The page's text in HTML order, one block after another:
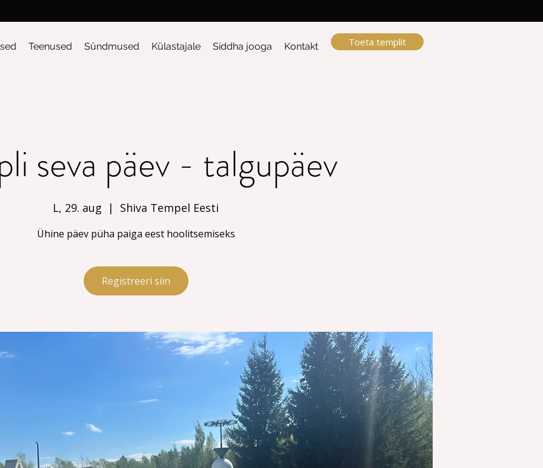
Teenused Sündmused Külastajale Siddha jooga Kontakt Toeta templit
seva päev - talgupäev
L, 29. aug
  |
Shiva Tempel Eesti
Ühine päev püha paiga eest hoolitsemiseks
Registreeri siin